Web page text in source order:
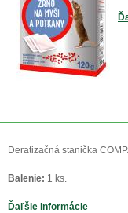
Deratizačná stanička
Balenie: 1 ks.
Ďaľšie informácie